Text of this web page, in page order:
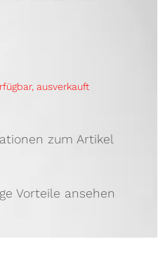
ausverkauft
zum Artikel
Vorteile ansehen